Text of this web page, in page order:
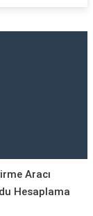
Aracı
Hesaplama